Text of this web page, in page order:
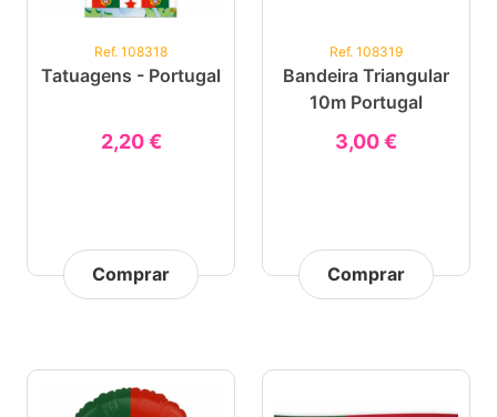
Ref. 108318
Tatuagens - Portugal
2,20 €
Comprar
Ref. 108319
Bandeira Triangular
10m Portugal
3,00 €
Comprar